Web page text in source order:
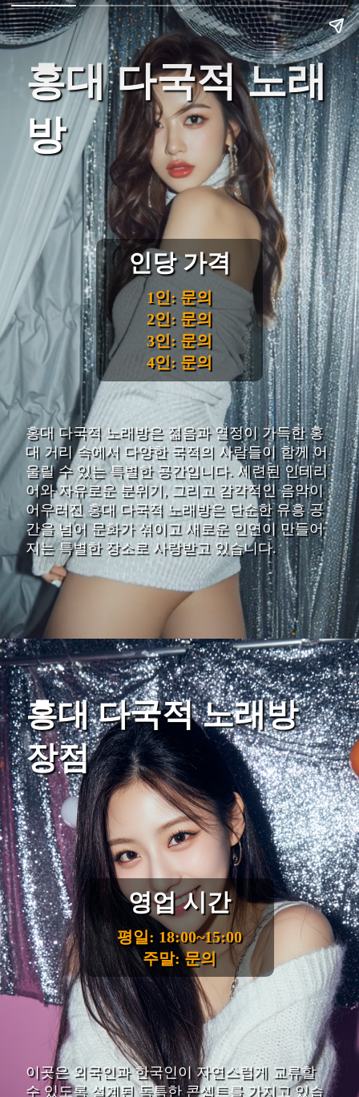
홍대 다국적 노래
방
인당 가격
1인: 문의
2인: 문의
3인: 문의
4인: 문의
홍대 다국적 노래방은 젊음과 열정이 가득한 홍
대 거리 속에서 다양한 국적의 사람들이 함께 어
울릴 수 있는 특별한 공간입니다. 세련된 인테리
어와 자유로운 분위기, 그리고 감각적인 음악이
어우러진 홍대 다국적 노래방은 단순한 유흥 공
간을 넘어 문화가 섞이고 새로운 인연이 만들어
지는 특별한 장소로 사랑받고 있습니다.
홍대 다국적 노래방
장점
영업 시간
평일: 18:00~15:00
주말: 문의
이곳은 외국인과 한국인이 자연스럽게 교류할
수 있도록 설계된 독특한 콘셉트를 가지고 있습